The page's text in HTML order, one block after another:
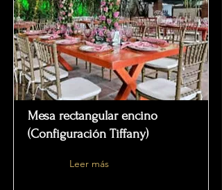
Mesa rectangular encino
(Configuración Tiffany)
Leer más